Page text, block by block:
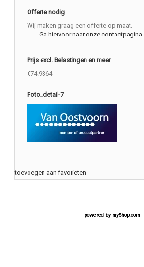
Offerte nodig
Wij maken graag een offerte op maat.
Ga hiervoor naar onze contactpagina.
Prijs excl. Belastingen en meer
€74.9364
Foto_detail-7
toevoegen aan favorieten
powered by myShop.com